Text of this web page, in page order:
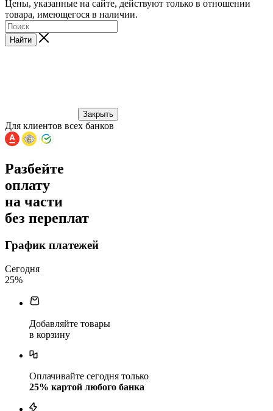
Цены, указанные на сайте, действуют только в отношении
товара, имеющегося в наличии.
Найти
Закрыть
Для клиентов всех банков
Разбейте
оплату
на части
без переплат
График платежей
Сегодня
25%
Добавляйте товары
в корзину
Оплачивайте сегодня только
25% картой любого банка